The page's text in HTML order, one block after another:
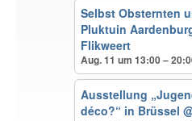
Selbst Obsternten
Pluktuin
Flikweert
Aug. 11 um 13:00 –
Ausstellung
déco?“ in Brüssel